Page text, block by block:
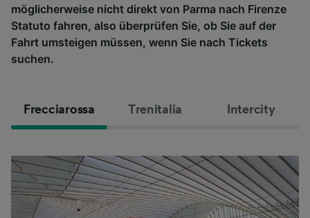
möglicherweise nicht direkt von Parma nach Firenze
Statuto fahren, also überprüfen Sie, ob Sie auf der
Fahrt umsteigen müssen, wenn Sie nach Tickets
suchen.
Frecciarossa Trenitalia Intercity